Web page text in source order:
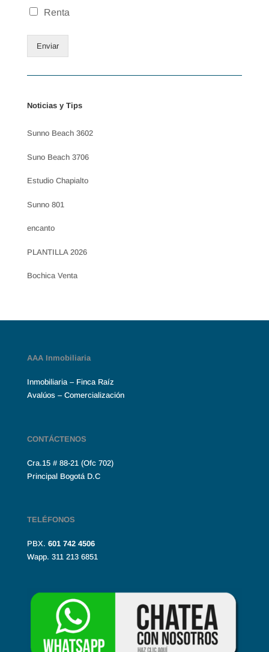
Renta
Enviar
Noticias y Tips
Sunno Beach 3602
Suno Beach 3706
Estudio Chapialto
Sunno 801
encanto
PLANTILLA 2026
Bochica Venta
AAA Inmobiliaria
Inmobiliaria – Finca Raíz
Avalúos – Comercialización
CONTÁCTENOS
Cra.15 # 88-21 (Ofc 702)
Principal Bogotá D.C
TELÉFONOS
PBX. 601 742 4506
Wapp. 311 213 6851